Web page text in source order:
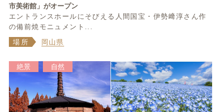
市美術館」がオープン
エントランスホールにそびえる人間国宝・伊勢﨑淳さん作
の備前焼モニュメント...
場所
岡山県
絶景 自然